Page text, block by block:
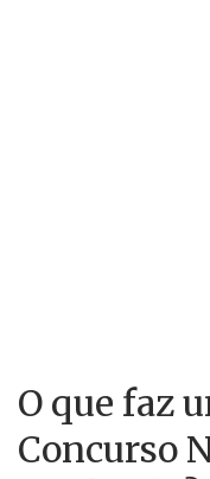
O que faz
Concurso